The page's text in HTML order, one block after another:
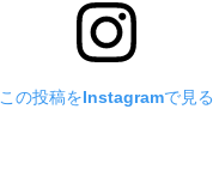
この投稿をInstagramで見る